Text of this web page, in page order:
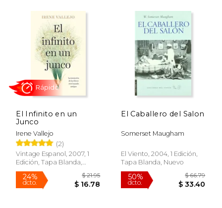
El Infinito en un
Junco
Irene Vallejo
(2)
Vintage Espanol, 2007, 1
Edición, Tapa Blanda,
Nuevo
Rápido
El Caballero del Salon
Somerset Maugham
El Viento, 2004, 1 Edición,
Tapa Blanda, Nuevo